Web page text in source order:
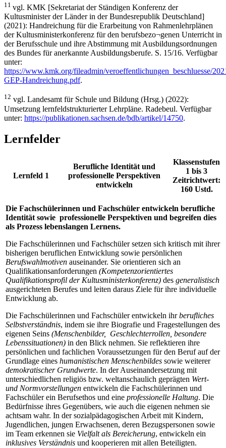
11 vgl. KMK [Sekretariat der Ständigen Konferenz der
Kultusminister der Länder in der Bundesrepublik Deutschland]
(2021): Handreichung für die Erarbeitung von Rahmenlehrplänen
der Kultusministerkonferenz für den berufsbezo¬genen Unterricht in
der Berufsschule und ihre Abstimmung mit Ausbildungsordnungen
des Bundes für anerkannte Ausbildungsberufe. S. 15/16. Verfügbar
unter:
https://www.kmk.org/fileadmin/veroeffentlichungen_beschluesse/
GEP-Handreichung.pdf.
12 vgl. Landesamt für Schule und Bildung (Hrsg.) (2022):
Umsetzung lernfeldstrukturierter Lehrpläne. Radebeul. Verfügbar
unter: https://publikationen.sachsen.de/bdb/artikel/14750.
Lernfelder
Lernfeld 1
Berufliche Identität und
professionelle Perspektiven
entwickeln
Klassenstufen
1 bis 3
Zeitrichtwert:
160 Ustd.
Die Fachschülerinnen und Fachschüler entwickeln berufliche
Identität sowie professionelle Perspektiven und begreifen dies
als Prozess lebenslangen Lernens.
Die Fachschülerinnen und Fachschüler setzen sich kritisch mit ihrer
bisherigen beruflichen Entwicklung sowie persönlichen
Berufswahlmotiven auseinander. Sie orientieren sich an
Qualifikationsanforderungen (Kompetenzorientiertes
Qualifikationsprofil der Kultusministerkonferenz) des generalistisch
ausgerichteten Berufes und leiten daraus Ziele für ihre individuelle
Entwicklung ab.
Die Fachschülerinnen und Fachschüler entwickeln ihrberufliches
Selbstverständnis, indem sie ihre Biografie und Fragestellungen des
eigenen Seins (Menschenbilder, Geschlechterrollen, besondere
Lebenssituationen) in den Blick nehmen. Sie reflektieren ihre
persönlichen und fachlichen Voraussetzungen für den Beruf auf der
Grundlage eines humanistischen Menschenbildes sowie weiterer
demokratischer Grundwerte. In der Auseinandersetzung mit
unterschiedlichen religiös bzw. weltanschaulich geprägten Wert-
und Normvorstellungen entwickeln die Fachschülerinnen und
Fachschüler ein Berufsethos und eine professionelle Haltung. Die
Bedürfnisse ihres Gegenübers, wie auch die eigenen nehmen sie
achtsam wahr. In der sozialpädagogischen Arbeit mit Kindern,
Jugendlichen, jungen Erwachsenen, deren Bezugspersonen sowie
im Team erkennen sie Vielfalt als Bereicherung, entwickeln ein
inklusives Verständnis und kooperieren mit allen Beteiligten.